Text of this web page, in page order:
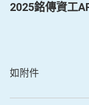
2025銘傳資工
如附件